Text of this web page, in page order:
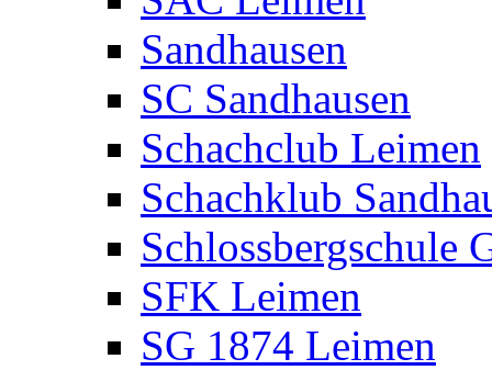
Sandhausen
SC Sandhausen
Schachclub Leimen
Schachklub
Schlossbergschule
SFK Leimen
SG 1874 Leimen